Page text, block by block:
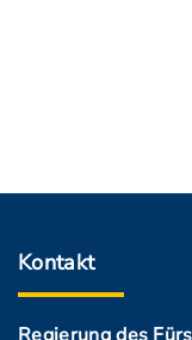
Kontakt
Regierung des